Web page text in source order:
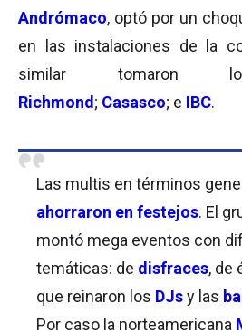
Andrómaco, optó por un
en las instalaciones de la
similar tomaron
Richmond ; Casasco; e IBC.
Las multis en términos
ahorraron en festejos. El
montó mega eventos con
temáticas: de disfraces, de
que reinaron los DJsy las
Por caso la norteamericana